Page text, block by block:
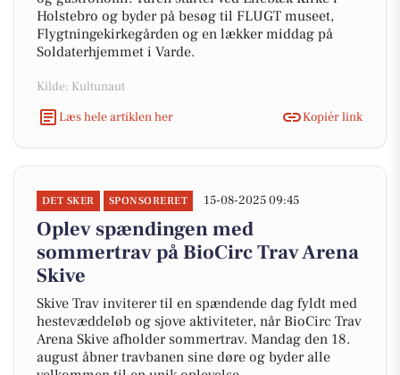
Holstebro og byder på besøg til FLUGT museet,
Flygtningekirkegården og en lækker middag på
Soldaterhjemmet i Varde.
Kilde: Kultunaut
Læs hele artiklen her
Kopiér link
DET SKER SPONSORERET 15-08-2025 09:45
Oplev spændingen med
sommertrav på BioCirc Trav Arena
Skive
Skive Trav inviterer til en spændende dag fyldt med
hestevæddeløb og sjove aktiviteter, når BioCirc Trav
Arena Skive afholder sommertrav. Mandag den 18.
august åbner travbanen sine døre og byder alle